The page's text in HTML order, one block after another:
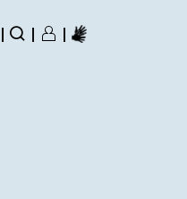
| Suche
| Login/Register
|